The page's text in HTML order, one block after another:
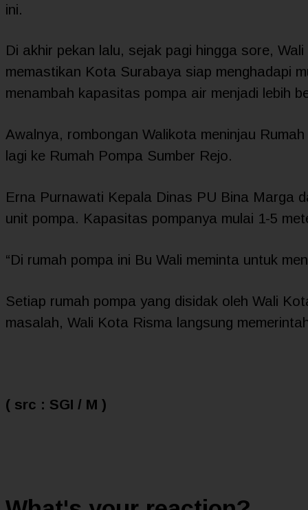
ini.
Di akhir pekan lalu, sejak pagi hingga sore,
memastikan Kota Surabaya siap menghadapi
menambah kapasitas pompa air menjadi lebih
Awalnya, rombongan Walikota meninjau
lagi ke Rumah Pompa Sumber Rejo.
Erna Purnawati Kepala Dinas PU Bina Marga
unit pompa. Kapasitas pompanya mulai 1-5
“Di rumah pompa ini Bu Wali meminta untuk
Setiap rumah pompa yang disidak oleh Wali
masalah, Wali Kota Risma langsung
( src : SGI / M )